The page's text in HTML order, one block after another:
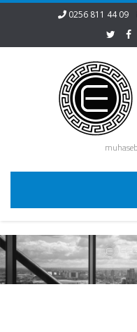
0256 811 44 09